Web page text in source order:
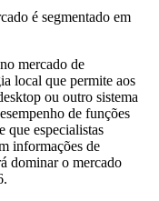
é segmentado em
mercado de
local que permite aos
ou outro sistema
de funções
que especialistas
informações de
dominar o mercado